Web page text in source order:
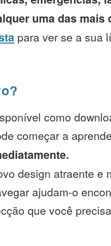
uma das mais
para ver se a sua
como
começar a
design atraente e
ajudam-o
que você